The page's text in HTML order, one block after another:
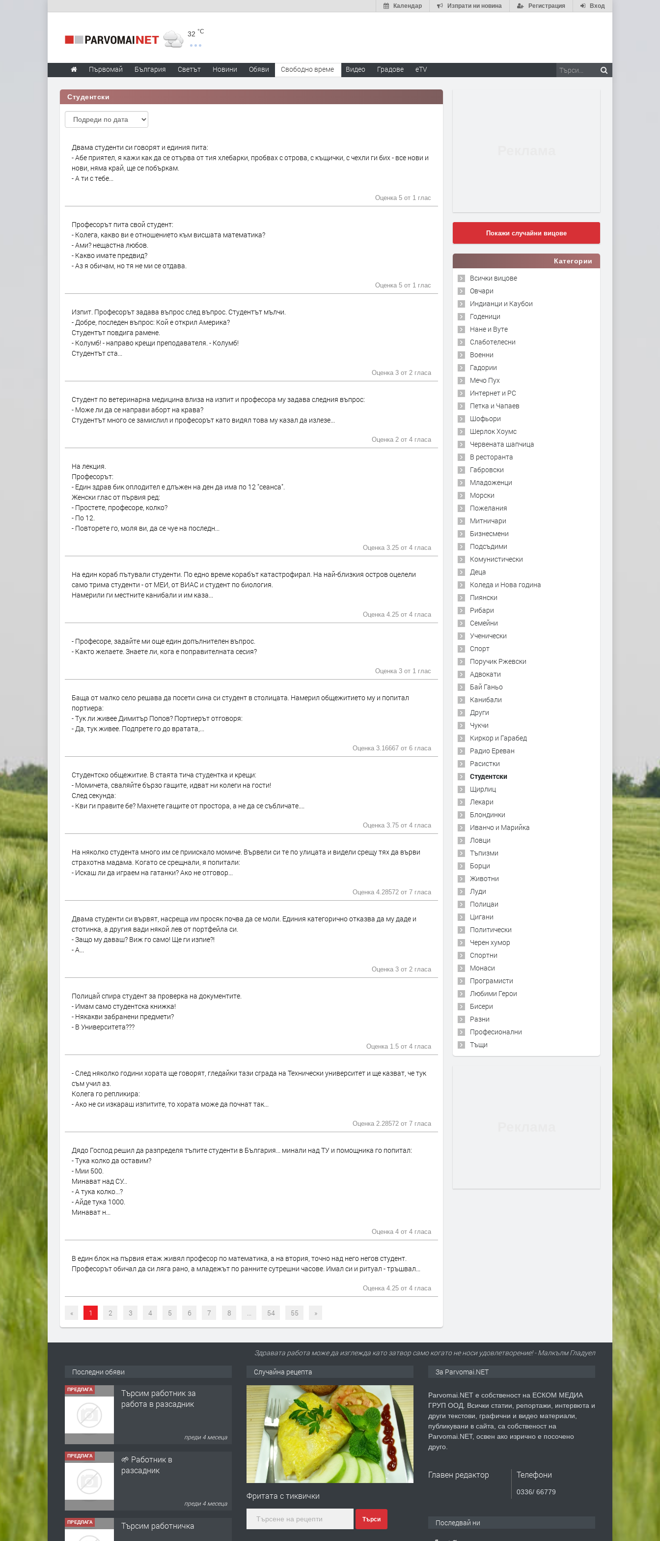
Вход
Регистрация
Изпрати ни новина
Календар
32 °C
Първомай България Светът Новини Обяви Свободно време Видео Градове eTV
Студентски
Двама студенти си говорят и единия пита:
- Абе приятел, я кажи как да се отърва от тия хлебарки, пробвах с отрова, с къщички, с чехли ги бих - все нови и
нови, няма край, ще се побъркам.
- А ти с тебе...
Оценка 5 от 1 глас
Професорът пита свой студент:
- Колега, какво ви е отношението към висшата математика?
- Ами? нещастна любов.
- Какво имате предвид?
- Аз я обичам, но тя не ми се отдава.
Оценка 5 от 1 глас
Изпит. Професорът задава въпрос след въпрос. Студентът мълчи.
- Добре, последен въпрос: Кой е открил Америка?
Студентът повдига рамене.
- Колумб! - направо крещи преподавателя. - Колумб!
Студентът ста...
Оценка 3 от 2 гласа
Студент по ветеринарна медицина влиза на изпит и професора му задава следния въпрос:
- Може ли да се направи аборт на крава?
Студентът много се замислил и професорът като видял това му казал да излезе...
Оценка 2 от 4 гласа
На лекция.
Професорът:
- Един здрав бик оплодител е длъжен на ден да има по 12 "сеанса".
Женски глас от първия ред:
- Простете, професоре, колко?
- По 12.
- Повторете го, моля ви, да се чуе на последн...
Оценка 3.25 от 4 гласа
На един кораб пътували студенти. По едно време корабът катастрофирал. На най-близкия остров оцелели
само трима студенти - от МЕИ, от ВИАС и студент по биология.
Намерили ги местните канибали и им каза...
Оценка 4.25 от 4 гласа
- Професоре, задайте ми още един допълнителен въпрос.
- Както желаете. Знаете ли, кога е поправителната сесия?
Оценка 3 от 1 глас
Баща от малко село решава да посети сина си студент в столицата. Намерил общежитието му и попитал
портиера:
- Тук ли живее Димитър Попов? Портиерът отговоря:
- Да, тук живее. Подпрете го до вратата,...
Оценка 3.16667 от 6 гласа
Студентско общежитие. В стаята тича студентка и крещи:
- Момичета, сваляйте бързо гащите, идват ни колеги на гости!
След секунда:
- Кви ги правите бе? Махнете гащите от простора, а не да се събличате....
Оценка 3.75 от 4 гласа
На няколко студента много им се приискало момиче. Вървели си те по улицата и видели срещу тях да върви
страхотна мадама. Когато се срещнали, я попитали:
- Искаш ли да играем на гатанки? Ако не отговор...
Оценка 4.28572 от 7 гласа
Двама студенти си вървят, насреща им просяк почва да се моли. Единия категорично отказва да му даде и
стотинка, а другия вади някой лев от портфейла си.
- Защо му даваш? Виж го само! Ще ги изпие?!
- А...
Оценка 3 от 2 гласа
Полицай спира студент за проверка на документите.
- Имам само студентска книжка!
- Някакви забранени предмети?
- В Университета???
Оценка 1.5 от 4 гласа
- След няколко години хората ще говорят, гледайки тази сграда на Технически университет и ще казват, че тук
съм учил аз.
Колега го репликира:
- Ако не си изкараш изпитите, то хората може да почнат так...
Оценка 2.28572 от 7 гласа
Дядо Господ решил да разпределя тъпите студенти в България... минали над ТУ и помощника го попитал:
- Тука колко да оставим?
- Мии 500.
Минават над СУ...
- А тука колко...?
- Айде тука 1000.
Минават н...
Оценка 4 от 4 гласа
В един блок на първия етаж живял професор по математика, а на втория, точно над него негов студент.
Професорът обичал да си ляга рано, а младежът по ранните сутрешни часове. Имал си и ритуал - тръшвал...
Оценка 4.25 от 4 гласа
« 1 2 3 4 5 6 7 8 54 55 »
Покажи случайни вицове
Категории
Всички вицове
Овчари
Индианци и Каубои
Годеници
Нане и Вуте
Слаботелесни
Военни
Гадории
Мечо Пух
Интернет и PC
Петка и Чапаев
Шофьори
Шерлок Хоумс
Червената шапчица
В ресторанта
Габровски
Младоженци
Морски
Пожелания
Митничари
Бизнесмени
Подсъдими
Комунистически
Деца
Коледа и Нова година
Пиянски
Рибари
Семейни
Ученически
Спорт
Поручик Ржевски
Адвокати
Бай Ганьо
Канибали
Други
Чукчи
Киркор и Гарабед
Радио Ереван
Расистки
Студентски
Щирлиц
Лекари
Блондинки
Иванчо и Марийка
Ловци
Тъпизми
Борци
Животни
Луди
Полицаи
Цигани
Политически
Черен хумор
Спортни
Монаси
Програмисти
Любими Герои
Бисери
Разни
Професионални
Тъщи
Здравата работа може да изглежда като затвор само когато не носи удовлетворение! - Малкълм Гладуел
Последни обяви
ПРЕДЛАГА
Търсим работник за
работа в разсадник
преди 4 месеца
ПРЕДЛАГА
🌱 Работник в
разсадник
преди 4 месеца
ПРЕДЛАГА Търсим работничка
Случайна рецепта
Фритата с тиквички
Търси
За Parvomai.NET
Parvomai.NET е собственост на ЕСКОМ МЕДИА
ГРУП ООД. Всички статии, репортажи, интервюта и
други текстови, графични и видео материали,
публикувани в сайта, са собственост на
Parvomai.NET, освен ако изрично е посочено
друго.
Главен редактор Телефони
0336/ 66779
Последвай ни